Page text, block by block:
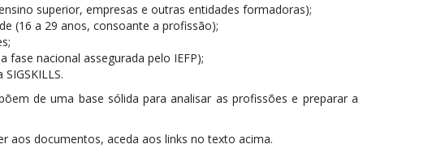
superior, empresas e outras entidades formadoras);
(16 a 29 anos, consoante a profissão);
fase nacional assegurada pelo IEFP);
de uma base sólida para analisar as profissões e preparar a
aos documentos, aceda aos links no texto acima.